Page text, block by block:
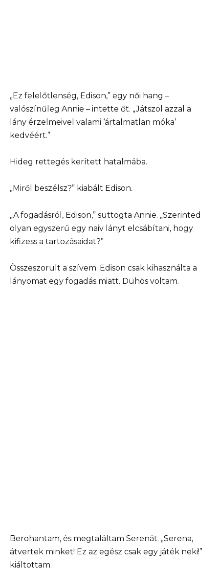
„Ez felelőtlenség, Edison,” egy női hang –
valószínűleg Annie – intette őt. „Játszol azzal a
lány érzelmeivel valami ‘ártalmatlan móka’
kedvéért.”
Hideg rettegés kerített hatalmába.
„Miről beszélsz?” kiabált Edison.
„A fogadásról, Edison,” suttogta Annie. „Szerinted
olyan egyszerű egy naiv lányt elcsábítani, hogy
kifizess a tartozásaidat?”
Összeszorult a szívem. Edison csak kihasználta a
lányomat egy fogadás miatt. Dühös voltam.
Berohantam, és megtaláltam Serenát. „Serena,
átvertek minket! Ez az egész csak egy játék neki!”
kiáltottam.